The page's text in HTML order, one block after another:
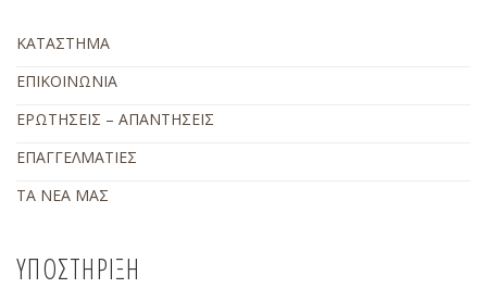
ΚΑΤΑΣΤΗΜΑ
ΕΠΙΚΟΙΝΩΝΙΑ
ΕΡΩΤΗΣΕΙΣ – ΑΠΑΝΤΗΣΕΙΣ
ΕΠΑΓΓΕΛΜΑΤΙΕΣ
ΤΑ ΝΕΑ ΜΑΣ
ΥΠΟΣΤΗΡΙΞΗ